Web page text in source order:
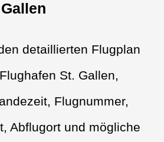
detaillierten Flugplan
St. Gallen,
Flugnummer,
Abflugort und mögliche